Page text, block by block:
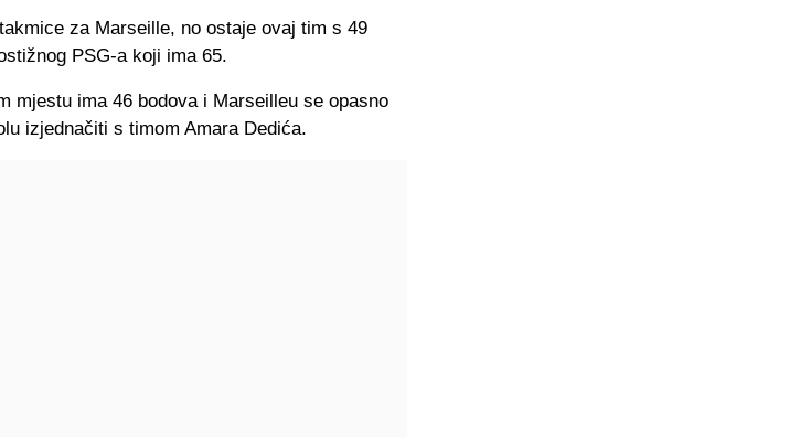
za Marseille, no ostaje ovaj tim s 49
PSG-a koji ima 65.
mjestu ima 46 bodova i Marseilleu se opasno
izjednačiti s timom Amara Dedića.